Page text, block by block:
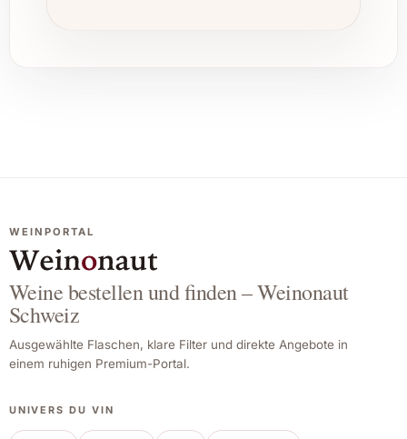
WEINPORTAL
Weine bestellen und finden – Weinonaut
Schweiz
Ausgewählte Flaschen, klare Filter und direkte Angebote in
einem ruhigen Premium-Portal.
UNIVERS DU VIN